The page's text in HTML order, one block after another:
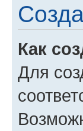
Как
Для